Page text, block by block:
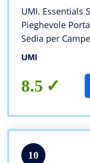
UMI. Essentials
Pieghevole
Sedia per
Spiaggia
UMI
8.5
10